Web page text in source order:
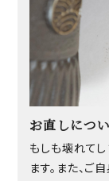
お直しにつ
もしも壊れて
ます。また、